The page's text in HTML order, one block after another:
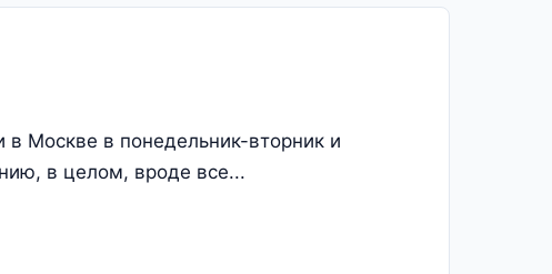
Москве в понедельник-вторник и
в целом, вроде все...